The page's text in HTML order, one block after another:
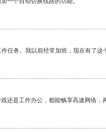
任务。我以前经常加班，现在有了这
是工作办公，都能畅享高速网络，